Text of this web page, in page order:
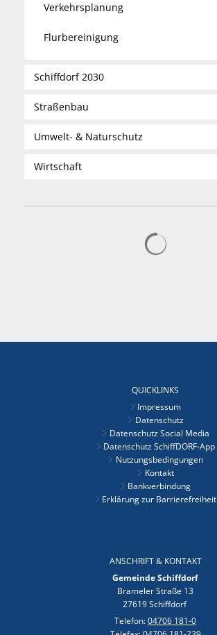
Verkehrsplanung
Flurbereinigung
Schiffdorf 2030
Straßenbau
Umwelt- & Naturschutz
Wirtschaft
QUICKLINKS
Impressum
Datenschutz
Datenschutz Social Media
Datenschutz SchiffDORF-App
Nutzungsbedingungen
Kontakt
Bankverbindung
Erklärung zur Barrierefreiheit
ANSCHRIFT & KONTAKT
Gemeinde Schiffdorf
Brameler Straße 13
27619 Schiffdorf
Telefon:04706 181-0